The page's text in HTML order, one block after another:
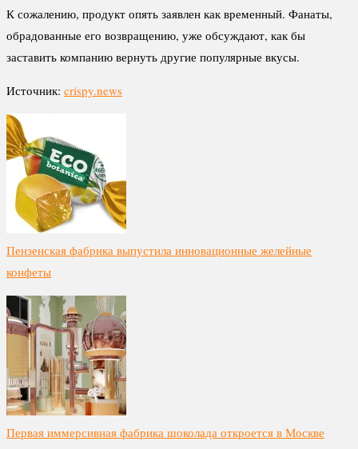
К сожалению, продукт опять заявлен как временный. Фанаты,
обрадованные его возвращению, уже обсуждают, как бы
заставить компанию вернуть другие популярные вкусы.
Источник: crispy.news
Пензенская фабрика выпустила инновационные желейные
конфеты
Первая иммерсивная фабрика шоколада откроется в Москве